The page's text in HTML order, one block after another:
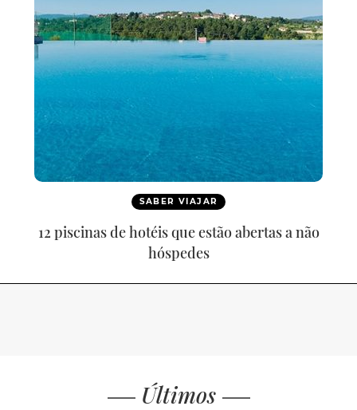
SABER VIAJAR
12 piscinas de hotéis que estão abertas a não
hóspedes
Últimos